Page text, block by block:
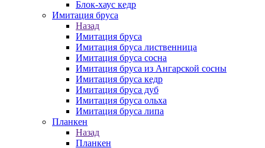
Блок-хаус кедр
Имитация бруса
Назад
Имитация бруса
Имитация бруса лиственница
Имитация бруса сосна
Имитация бруса из Ангарской сосны
Имитация бруса кедр
Имитация бруса дуб
Имитация бруса ольха
Имитация бруса липа
Планкен
Назад
Планкен